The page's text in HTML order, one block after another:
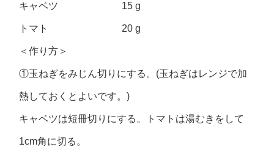
キャベツ 15 g
トマト 20 g
＜作り方＞
①玉ねぎをみじん切りにする。(玉ねぎはレンジで加
熱しておくとよいです。)
キャベツは短冊切りにする。トマトは湯むきをして
1cm角に切る。